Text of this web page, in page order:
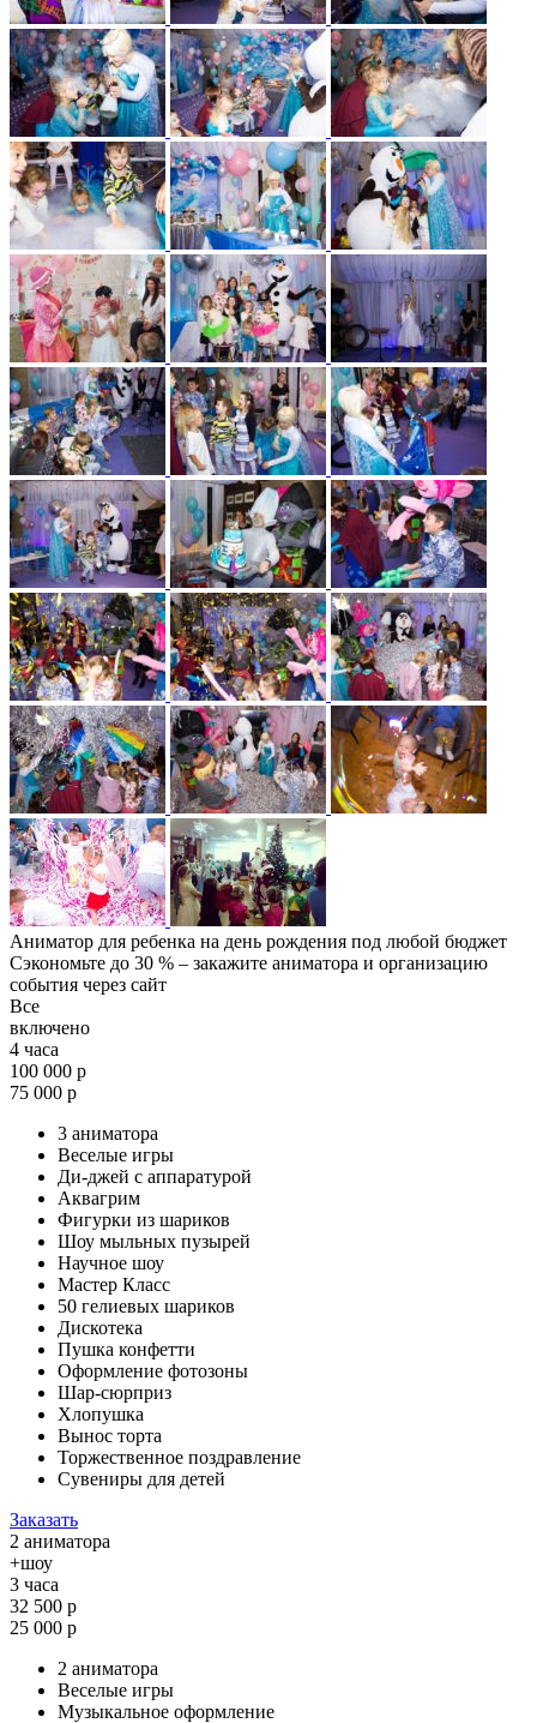
Аниматор для ребенка на день рождения под любой бюджет
Сэкономьте до 30 % – закажите аниматора и организацию
события через сайт
Все
включено
4 часа
100 000 р
75 000 р
3 аниматора
Веселые игры
Ди-джей с аппаратурой
Аквагрим
Фигурки из шариков
Шоу мыльных пузырей
Научное шоу
Мастер Класс
50 гелиевых шариков
Дискотека
Пушка конфетти
Оформление фотозоны
Шар-сюрприз
Хлопушка
Вынос торта
Торжественное поздравление
Сувениры для детей
Заказать
2 аниматора
+шоу
3 часа
32 500 р
25 000 р
2 аниматора
Веселые игры
Музыкальное оформление